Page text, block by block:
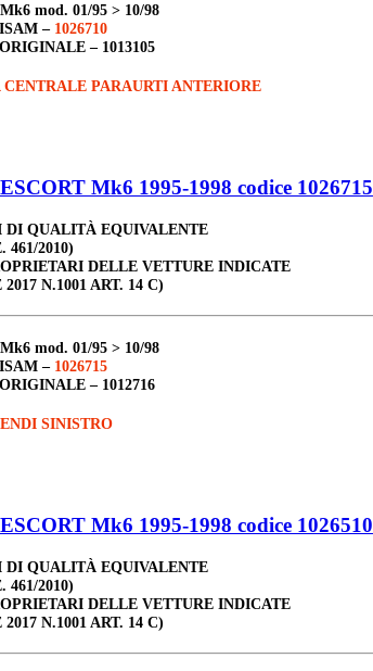
mod. 01/95 > 10/98
– 1026710
– 1013105
PARAURTI ANTERIORE
Mk6 1995-1998 codice 1026715
DI QUALITÀ EQUIVALENTE
461/2010)
DELLE VETTURE INDICATE
N.1001 ART. 14 C)
mod. 01/95 > 10/98
– 1026715
– 1012716
SINISTRO
Mk6 1995-1998 codice 1026510
DI QUALITÀ EQUIVALENTE
461/2010)
DELLE VETTURE INDICATE
N.1001 ART. 14 C)